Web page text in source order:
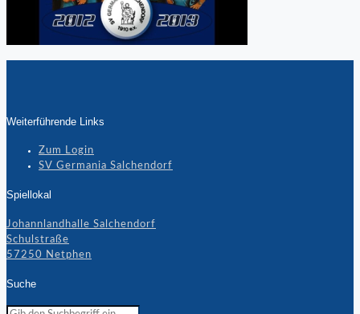
Weiterführende Links
Zum Login
SV Germania Salchendorf
Spiellokal
Johannlandhalle Salchendorf
Schulstraße
57250 Netphen
Suche